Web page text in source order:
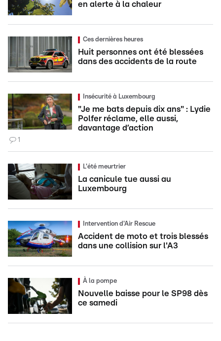
en alerte à la chaleur
Ces dernières heures
Huit personnes ont été blessées
dans des accidents de la route
Insécurité à Luxembourg
"Je me bats depuis dix ans" : Lydie
Polfer réclame, elle aussi,
davantage d’action
1
L'été meurtrier
La canicule tue aussi au
Luxembourg
Intervention d'Air Rescue
Accident de moto et trois blessés
dans une collision sur l'A3
À la pompe
Nouvelle baisse pour le SP98 dès
ce samedi